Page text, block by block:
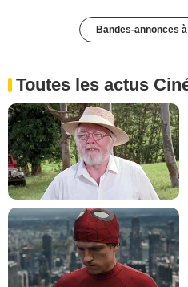
Bandes-annonces
Toutes les actus